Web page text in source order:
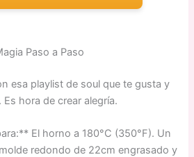
Paso a Paso
esa playlist de soul que te gusta y
hora de crear alegría.
El horno a 180°C (350°F). Un
redondo de 22cm engrasado y